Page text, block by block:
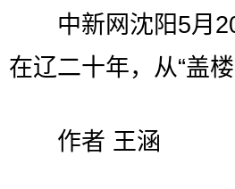
中新网沈阳5月20
在辽二十年，从“盖楼
作者 王涵